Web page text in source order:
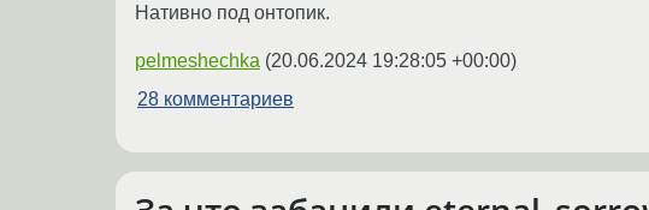
Нативно под онтопик.
pelmeshechka (20.06.2024 19:28:05 +00:00)
28 комментариев